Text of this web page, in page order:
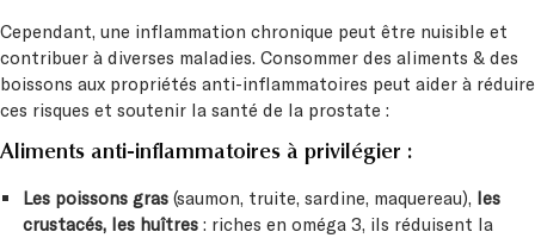
Cependant, une inflammation chronique peut être nuisible et
contribuer à diverses maladies. Consommer des aliments & des
boissons aux propriétés anti-inflammatoires peut aider à réduire
ces risques et soutenir la santé de la prostate :
Aliments anti-inflammatoires à privilégier :
Les poissons gras(saumon, truite, sardine, maquereau), les
crustacés, les huîtres: riches en oméga 3, ils réduisent la